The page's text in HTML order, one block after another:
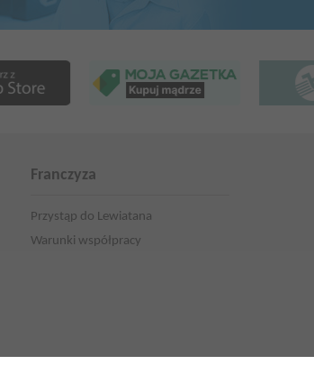
Franczyza
Przystąp do Lewiatana
Warunki współpracy